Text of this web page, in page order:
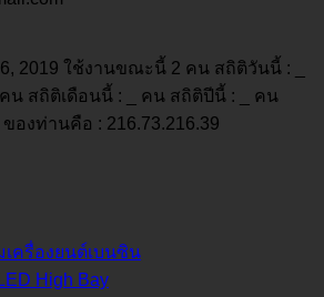
2019 ใช้งานขณะนี้ 2 คน สถิติวันนี้ :
คน สถิติเดือนนี้ : คน สถิติปีนี้ :
คน
องท่านคือ : 216.73.216.39
ครื่องยนต์เบนซิน
High Bay